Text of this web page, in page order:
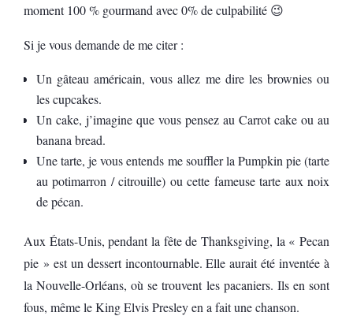
moment 100 % gourmand avec 0% de culpabilité 😉
Si je vous demande de me citer :
Un gâteau américain, vous allez me dire les brownies ou
les cupcakes.
Un cake, j’imagine que vous pensez au Carrot cake ou au
banana bread.
Une tarte, je vous entends me souffler la Pumpkin pie (tarte
au potimarron / citrouille) ou cette fameuse tarte aux noix
de pécan.
Aux États-Unis, pendant la fête de Thanksgiving, la « Pecan
pie » est un dessert incontournable. Elle aurait été inventée à
la Nouvelle-Orléans, où se trouvent les pacaniers. Ils en sont
fous, même le King Elvis Presley en a fait une chanson.